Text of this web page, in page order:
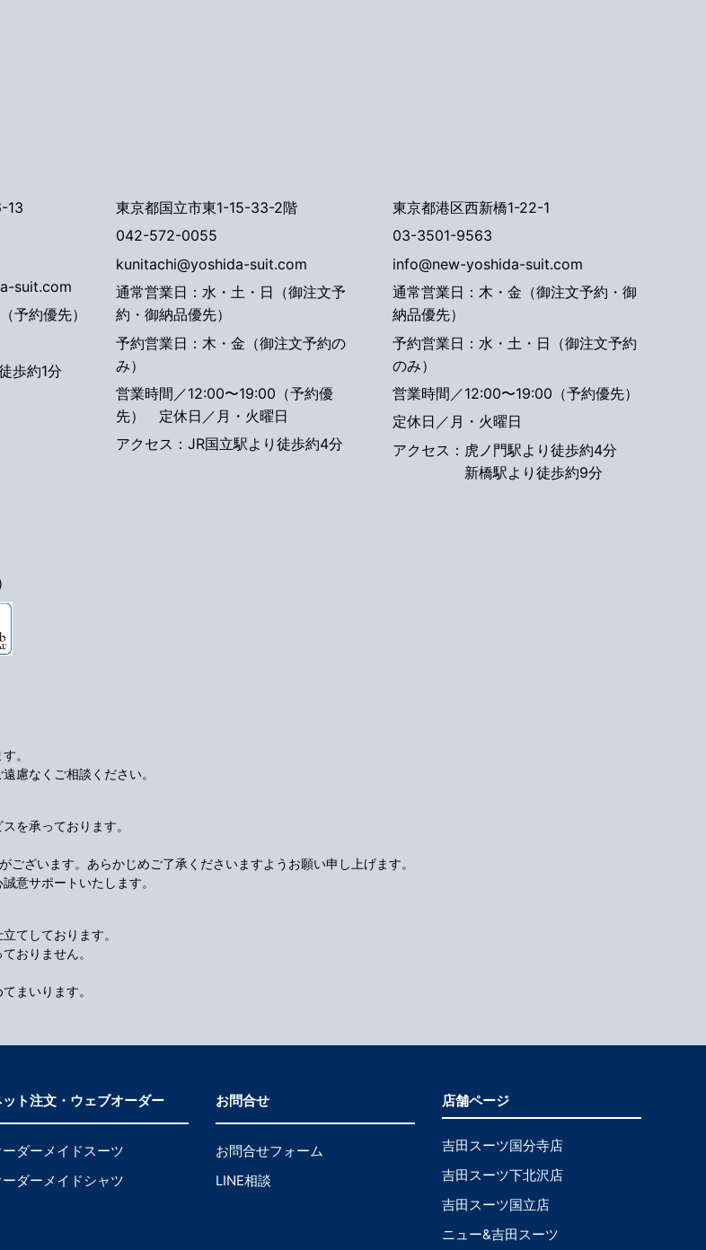
13
suit.com
予約優先）
歩約1分
東京都国立市東1-15-33-2階
042-572-0055
kunitachi@yoshida-suit.com
通常営業日：水・土・日（御注文予
約・御納品優先）
予約営業日：木・金（御注文予約の
み）
営業時間／12:00〜19:00（予約優
先） 定休日／月・火曜日
アクセス：JR国立駅より徒歩約4分
東京都港区西新橋1-22-1
03-3501-9563
info@new-yoshida-suit.com
通常営業日：木・金（御注文予約・御
納品優先）
予約営業日：水・土・日（御注文予約
のみ）
営業時間／12:00〜19:00（予約優先）
定休日／月・火曜日
アクセス： 虎ノ門駅より徒歩約4分
新橋駅より徒歩約9分
。
慮なくご相談ください。
を承っております。
ざいます。あらかじめご了承くださいますようお願い申し上げます。
意サポートいたします。
てしております。
おりません。
まいります。
ト注文・ウェブオーダー
ーダーメイドスーツ
ーダーメイドシャツ
お問合せ
お問合せフォーム
LINE相談
店舗ページ
吉田スーツ国分寺店
吉田スーツ下北沢店
吉田スーツ国立店
ニュー&吉田スーツ